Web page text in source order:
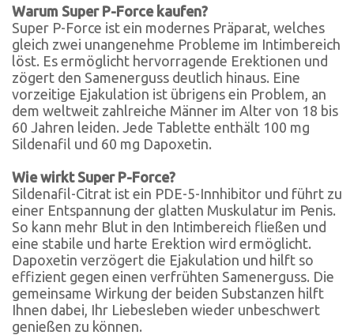
Warum Super P-Force kaufen?
Super P-Force ist ein modernes Präparat, welches
gleich zwei unangenehme Probleme im Intimbereich
löst. Es ermöglicht hervorragende Erektionen und
zögert den Samenerguss deutlich hinaus. Eine
vorzeitige Ejakulation ist übrigens ein Problem, an
dem weltweit zahlreiche Männer im Alter von 18 bis
60 Jahren leiden. Jede Tablette enthält 100 mg
Sildenafil und 60 mg Dapoxetin.
Wie wirkt Super P-Force?
Sildenafil-Citrat ist ein PDE-5-Innhibitor und führt zu
einer Entspannung der glatten Muskulatur im Penis.
So kann mehr Blut in den Intimbereich fließen und
eine stabile und harte Erektion wird ermöglicht.
Dapoxetin verzögert die Ejakulation und hilft so
effizient gegen einen verfrühten Samenerguss. Die
gemeinsame Wirkung der beiden Substanzen hilft
Ihnen dabei, Ihr Liebesleben wieder unbeschwert
genießen zu können.